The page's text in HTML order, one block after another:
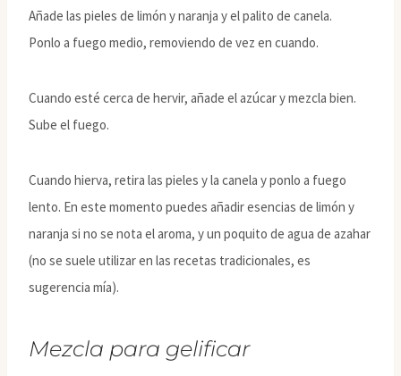
Añade las pieles de limón y naranja y el palito de canela.
Ponlo a fuego medio, removiendo de vez en cuando.
Cuando esté cerca de hervir, añade el azúcar y mezcla bien.
Sube el fuego.
Cuando hierva, retira las pieles y la canela y ponlo a fuego
lento. En este momento puedes añadir esencias de limón y
naranja si no se nota el aroma, y un poquito de agua de azahar
(no se suele utilizar en las recetas tradicionales, es
sugerencia mía).
Mezcla para gelificar